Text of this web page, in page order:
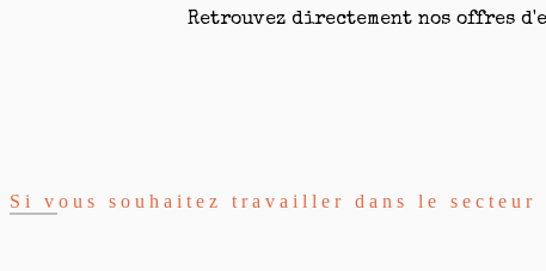
Retrouvez directement nos offres
Si vous souhaitez travailler dans le secteur